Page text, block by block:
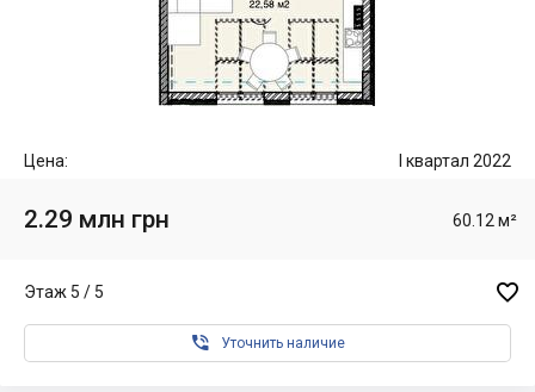
Цена: I квартал 2022
2.29 млн грн 60.12 м²
Этаж 5 / 5 
 Уточнить наличие